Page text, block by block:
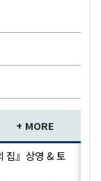
+ MORE
집』상영 & 토